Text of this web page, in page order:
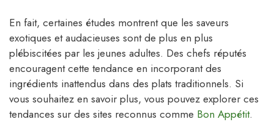
En fait, certaines études montrent que les saveurs
exotiques et audacieuses sont de plus en plus
plébiscitées par les jeunes adultes. Des chefs réputés
encouragent cette tendance en incorporant des
ingrédients inattendus dans des plats traditionnels. Si
vous souhaitez en savoir plus, vous pouvez explorer ces
tendances sur des sites reconnus comme Bon Appétit.